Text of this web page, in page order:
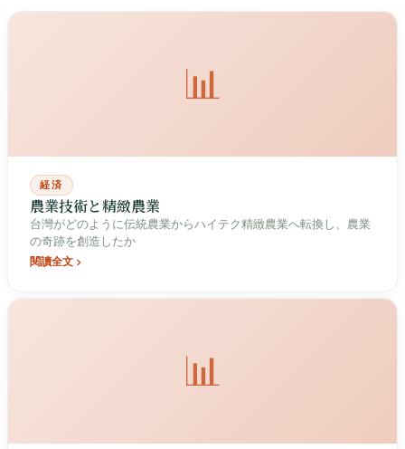
📊
経済
農業技術と精緻農業
台灣がどのように伝統農業からハイテク精緻農業へ転換し、農業
の奇跡を創造したか
閱讀全文
📊